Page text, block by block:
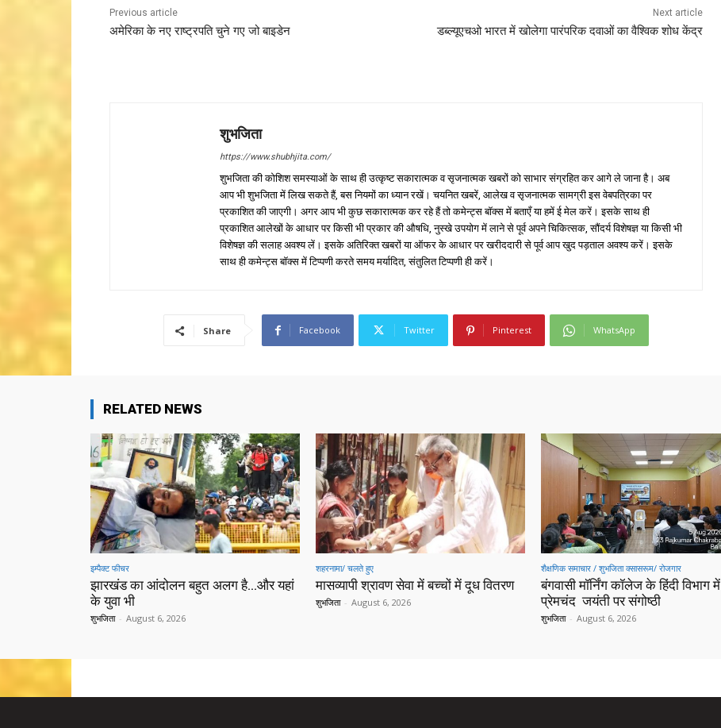
Previous article
अमेरिका के नए राष्ट्रपति चुने गए जो बाइडेन
Next article
डब्ल्यूएचओ भारत में खोलेगा पारंपरिक दवाओं का वैश्विक शोध केंद्र
शुभजिता
https://www.shubhjita.com/
शुभजिता की कोशिश समस्याओं के साथ ही उत्कृष्ट सकारात्मक व सृजनात्मक खबरों को साभार संग्रहित कर आगे ले जाना है। अब
आप भी शुभजिता में लिख सकते हैं, बस नियमों का ध्यान रखें। चयनित खबरें, आलेख व सृजनात्मक सामग्री इस वेबपत्रिका पर
प्रकाशित की जाएगी। अगर आप भी कुछ सकारात्मक कर रहे हैं तो कमेन्ट्स बॉक्स में बताएँ या हमें ई मेल करें। इसके साथ ही
प्रकाशित आलेखों के आधार पर किसी भी प्रकार की औषधि, नुस्खे उपयोग में लाने से पूर्व अपने चिकित्सक, सौंदर्य विशेषज्ञ या किसी भी
विशेषज्ञ की सलाह अवश्य लें। इसके अतिरिक्त खबरों या ऑफर के आधार पर खरीददारी से पूर्व आप खुद पड़ताल अवश्य करें। इसके
साथ ही कमेन्ट्स बॉक्स में टिप्पणी करते समय मर्यादित, संतुलित टिप्पणी ही करें।
Share Facebook Twitter Pinterest WhatsApp
RELATED NEWS
इम्पैक्ट फीचर
झारखंड का आंदोलन बहुत अलग है…और यहां
के युवा भी
शुभजिता - August 6, 2026
शहरनामा/ चलते हुए
मासव्यापी श्रावण सेवा में बच्चों में दूध वितरण
शुभजिता - August 6, 2026
शैक्षणिक समाचार / शुभजिता क्सासरूम/ रोजगार
बंगवासी मॉर्निंग कॉलेज के हिंदी विभाग में
प्रेमचंद जयंती पर संगोष्ठी
शुभजिता - August 6, 2026